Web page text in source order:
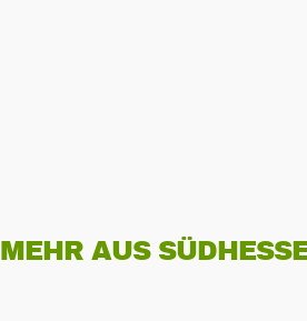
MEHR AUS